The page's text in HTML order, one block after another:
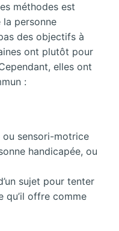
méthodes est
la personne
des objectifs à
ont plutôt pour
elles ont
:
ou sensori-motrice
handicapée, ou
sujet pour tenter
qu’il offre comme